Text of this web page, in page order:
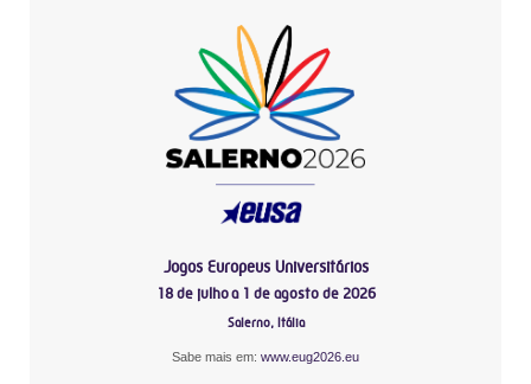
Jogos Europeus Universitários
18 de julho a 1 de agosto de 2026
Salerno, Itália
Sabe mais em: www.eug2026.eu